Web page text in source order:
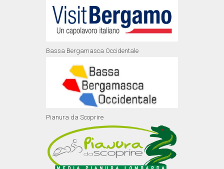
Bassa Bergamasca Occidentale
Pianura da Scoprire